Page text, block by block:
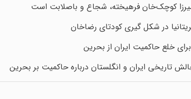
کوچک‌خان فرهیخته، شجاع و باصلابت است
در شکل گیری کودتای رضاخان
برای خلع حاکمیت ایران از بحرین
تاریخی ایران و انگلستان درباره حاکمیت بر بحرین